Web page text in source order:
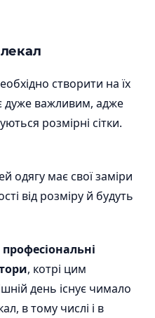
створити на їх
дуже важливим, адже
розмірні сітки.
одягу має свої заміри
від розміру й будуть
професіональні
, котрі цим
день існує чимало
в тому числі і в